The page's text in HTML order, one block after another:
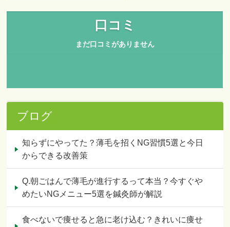
ブログ
知らずにやってた？薄毛を招くNG習慣5選と今日
からできる改善策
Q.朝ごはんで薄毛が進行するって本当？今すぐや
めたいNGメニュー5選を鍼灸師が解説
食べないで痩せると急に老け込む？きれいに痩せ